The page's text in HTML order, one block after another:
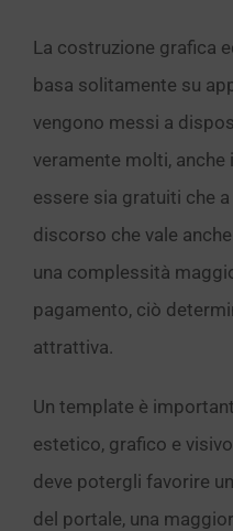
La costruzione grafica
basa solitamente su
vengono messi a
veramente molti,
essere sia gratuiti che
discorso che vale
una complessità
pagamento, ciò
attrattiva.
Un template è
estetico, grafico e
deve potergli favorire
del portale, una